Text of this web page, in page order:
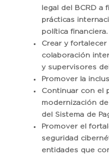
legal del BCRD a
prácticas
política financiera.
Crear y
colaboración
y supervisores
Promover la
Continuar con el
modernización
del Sistema de
Promover el
seguridad
entidades que